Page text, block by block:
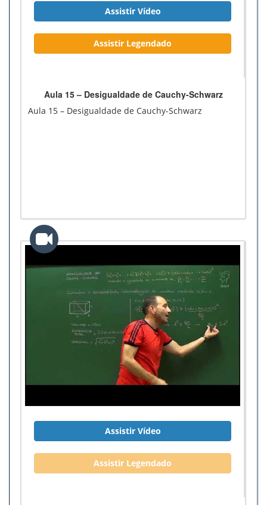
Assistir Vídeo
Assistir Legendado
Aula 15 – Desigualdade de Cauchy-Schwarz
Aula 15 – Desigualdade de Cauchy-Schwarz
Assistir Vídeo
Assistir Legendado